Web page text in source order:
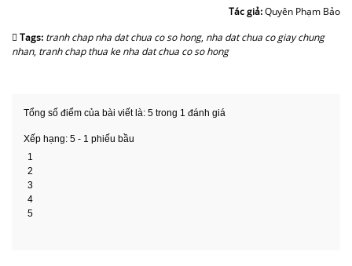
tài
sản
hôn
Thỏa
thuận
phân
chia
Tác giả:Quyên Phạm Bảo
Tags: tranh chap nha dat chua co so hong, nha dat chua co giay chung
nhan, tranh chap thua ke nha dat chua co so hong
Tổng số điểm của bài viết là: 5 trong 1 đánh giá
Xếp hạng: 5 - 1 phiếu bầu
1
2
3
4
5